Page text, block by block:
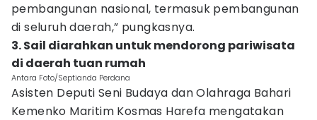
pembangunan nasional, termasuk pembangunan
di seluruh daerah,” pungkasnya.
3. Sail diarahkan untuk mendorong pariwisata
di daerah tuan rumah
Antara Foto/Septianda Perdana
Asisten Deputi Seni Budaya dan Olahraga Bahari
Kemenko Maritim Kosmas Harefa mengatakan